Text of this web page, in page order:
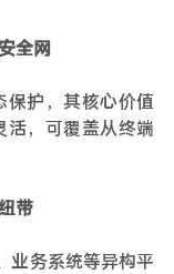
全网
保护，其核心价值
，可覆盖从终端
带
业务系统等异构平